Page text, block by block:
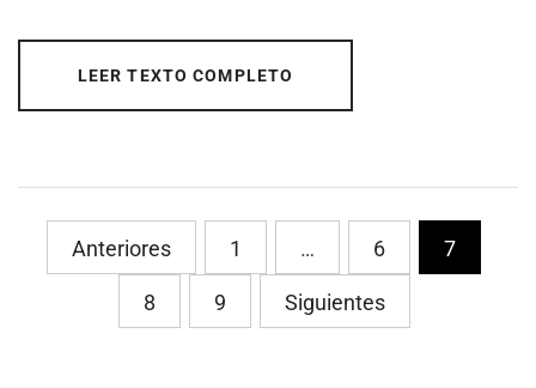
LEER TEXTO COMPLETO
PaginaciÃ³n
entradas
Anteriores 1 … 6 7
8 9 Siguientes